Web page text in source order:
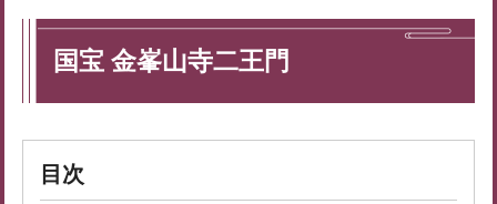
国宝 金峯山寺二王門
目次